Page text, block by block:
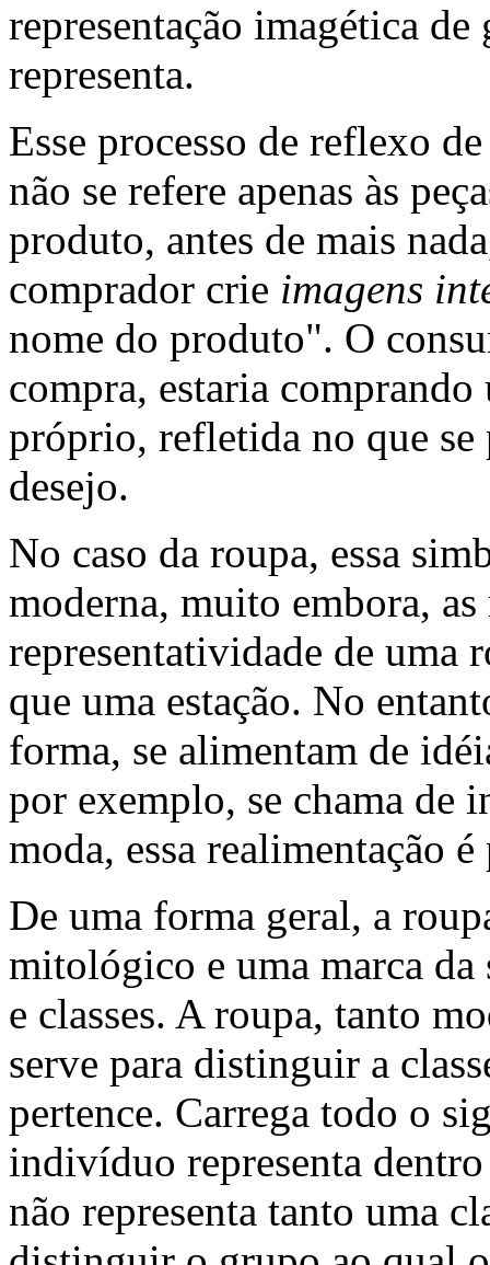
representação imagética
representa.
Esse processo de reflexo
não se refere apenas às
produto, antes de mais
comprador crie imagens
nome do produto". O
compra, estaria
próprio, refletida no que se
desejo.
No caso da roupa, essa
moderna, muito embora, as
representatividade de uma
que uma estação. No
forma, se alimentam de
por exemplo, se chama de
moda, essa realimentação
De uma forma geral, a
mitológico e uma marca da
e classes. A roupa, tanto
serve para distinguir a
pertence. Carrega todo o
indivíduo representa
não representa tanto uma